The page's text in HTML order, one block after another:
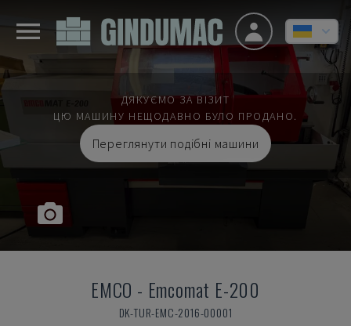
ДЯКУЄМО ЗА ВІЗИТ
ЦЮ МАШИНУ НЕЩОДАВНО БУЛО ПРОДАНО.
Переглянути подібні машини
EMCO - Emcomat E-200
DK-TUR-EMC-2016-00001